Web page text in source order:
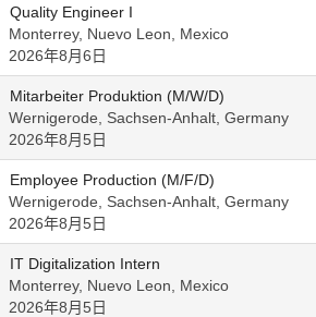
Quality Engineer I
Monterrey, Nuevo Leon, Mexico
2026年8月6日
Mitarbeiter Produktion (M/W/D)
Wernigerode, Sachsen-Anhalt, Germany
2026年8月5日
Employee Production (M/F/D)
Wernigerode, Sachsen-Anhalt, Germany
2026年8月5日
IT Digitalization Intern
Monterrey, Nuevo Leon, Mexico
2026年8月5日